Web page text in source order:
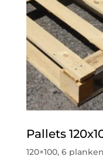
Pallets
120×100, 6